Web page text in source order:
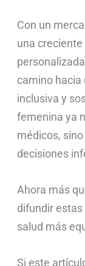
Con un
una
camino hacia
inclusiva y
femenina ya
médicos,
decisiones
Ahora más
difundir
salud más
Si este